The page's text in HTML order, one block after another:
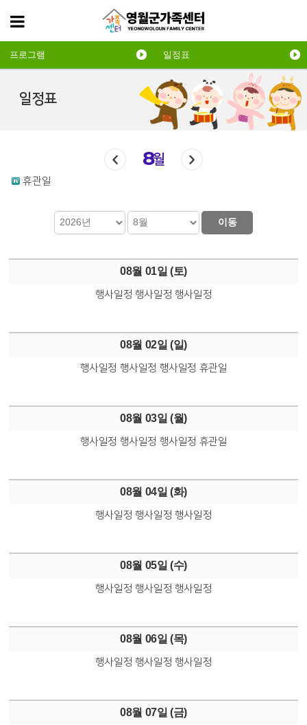
일정표
프로그램 일정표
8월
휴관일
이동
08월 01일 (토)
행사일정 행사일정 행사일정
08월 02일 (일)
행사일정 행사일정 행사일정 휴관일
08월 03일 (월)
행사일정 행사일정 행사일정 휴관일
08월 04일 (화)
행사일정 행사일정 행사일정
08월 05일 (수)
행사일정 행사일정 행사일정
08월 06일 (목)
행사일정 행사일정 행사일정
08월 07일 (금)